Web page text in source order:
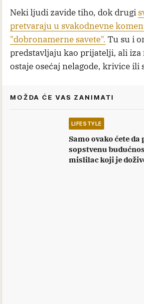
Neki ljudi zavide tiho, dok drugi
pretvaraju u svakodnevne
"dobronamerne savete". Tu su i
predstavljaju kao prijatelji, ali
ostaje osećaj nelagode, krivice ili
MOŽDA ĆE VAS ZANIMATI
LIFESTYLE
Samo ovako ćete da
sopstvenu
mislilac koji je